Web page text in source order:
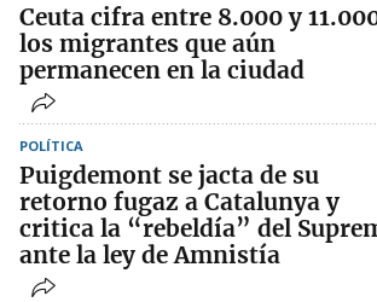
Ceuta cifra entre 8.000 y
los migrantes que aún
permanecen en la ciudad
POLÍTICA
Puigdemont se jacta de su
retorno fugaz a Catalunya y
critica la “rebeldía” del
ante la ley de Amnistía